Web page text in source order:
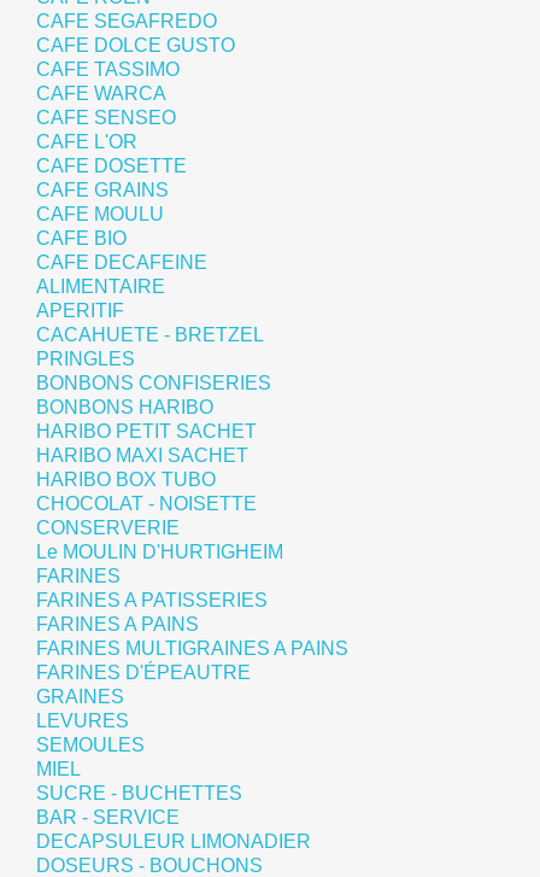
CAFE SEGAFREDO
CAFE DOLCE GUSTO
CAFE TASSIMO
CAFE WARCA
CAFE SENSEO
CAFE L'OR
CAFE DOSETTE
CAFE GRAINS
CAFE MOULU
CAFE BIO
CAFE DECAFEINE
ALIMENTAIRE
APERITIF
CACAHUETE - BRETZEL
PRINGLES
BONBONS CONFISERIES
BONBONS HARIBO
HARIBO PETIT SACHET
HARIBO MAXI SACHET
HARIBO BOX TUBO
CHOCOLAT - NOISETTE
CONSERVERIE
Le MOULIN D'HURTIGHEIM
FARINES
FARINES A PATISSERIES
FARINES A PAINS
FARINES MULTIGRAINES A PAINS
FARINES D'ÉPEAUTRE
GRAINES
LEVURES
SEMOULES
MIEL
SUCRE - BUCHETTES
BAR - SERVICE
DECAPSULEUR LIMONADIER
DOSEURS - BOUCHONS